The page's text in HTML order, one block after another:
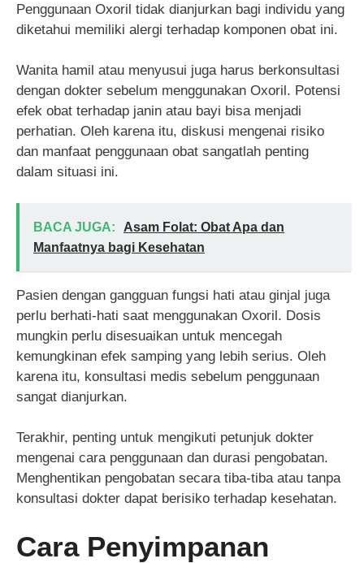
Penggunaan Oxoril tidak dianjurkan bagi individu yang
diketahui memiliki alergi terhadap komponen obat ini.
Wanita hamil atau menyusui juga harus berkonsultasi
dengan dokter sebelum menggunakan Oxoril. Potensi
efek obat terhadap janin atau bayi bisa menjadi
perhatian. Oleh karena itu, diskusi mengenai risiko
dan manfaat penggunaan obat sangatlah penting
dalam situasi ini.
BACA JUGA:
Asam Folat: Obat Apa dan
Manfaatnya bagi Kesehatan
Pasien dengan gangguan fungsi hati atau ginjal juga
perlu berhati-hati saat menggunakan Oxoril. Dosis
mungkin perlu disesuaikan untuk mencegah
kemungkinan efek samping yang lebih serius. Oleh
karena itu, konsultasi medis sebelum penggunaan
sangat dianjurkan.
Terakhir, penting untuk mengikuti petunjuk dokter
mengenai cara penggunaan dan durasi pengobatan.
Menghentikan pengobatan secara tiba-tiba atau tanpa
konsultasi dokter dapat berisiko terhadap kesehatan.
Cara Penyimpanan